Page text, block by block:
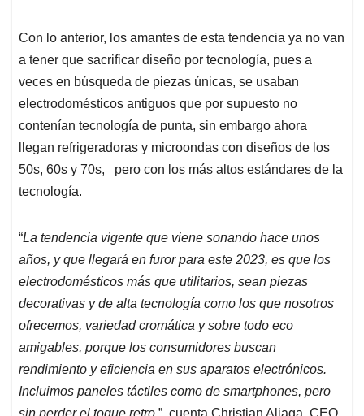
Con lo anterior, los amantes de esta tendencia ya no van
a tener que sacrificar diseño por tecnología, pues a
veces en búsqueda de piezas únicas, se usaban
electrodomésticos antiguos que por supuesto no
contenían tecnología de punta, sin embargo ahora
llegan refrigeradoras y microondas con diseños de los
50s, 60s y 70s, pero con los más altos estándares de la
tecnología.
“La tendencia vigente que viene sonando hace unos
años, y que llegará en furor para este 2023, es que los
electrodomésticos más que utilitarios, sean piezas
decorativas y de alta tecnología como los que nosotros
ofrecemos, variedad cromática y sobre todo eco
amigables, porque los consumidores buscan
rendimiento y eficiencia en sus aparatos electrónicos.
Incluimos paneles táctiles como de smartphones, pero